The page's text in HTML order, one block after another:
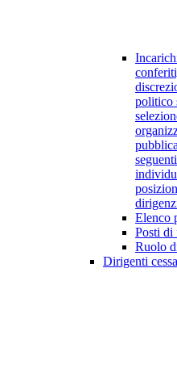
politico
Elenco
Posti di
Ruolo
Dirigenti